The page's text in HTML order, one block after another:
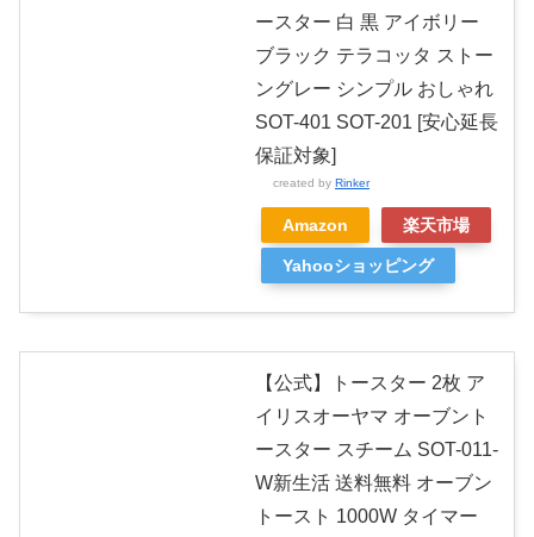
ースター 白 黒 アイボリー
ブラック テラコッタ ストー
ングレー シンプル おしゃれ
SOT-401 SOT-201 [安心延長
保証対象]
created by Rinker
Amazon 楽天市場
Yahooショッピング
【公式】トースター 2枚 ア
イリスオーヤマ オーブント
ースター スチーム SOT-011-
W新生活 送料無料 オーブン
トースト 1000W タイマー